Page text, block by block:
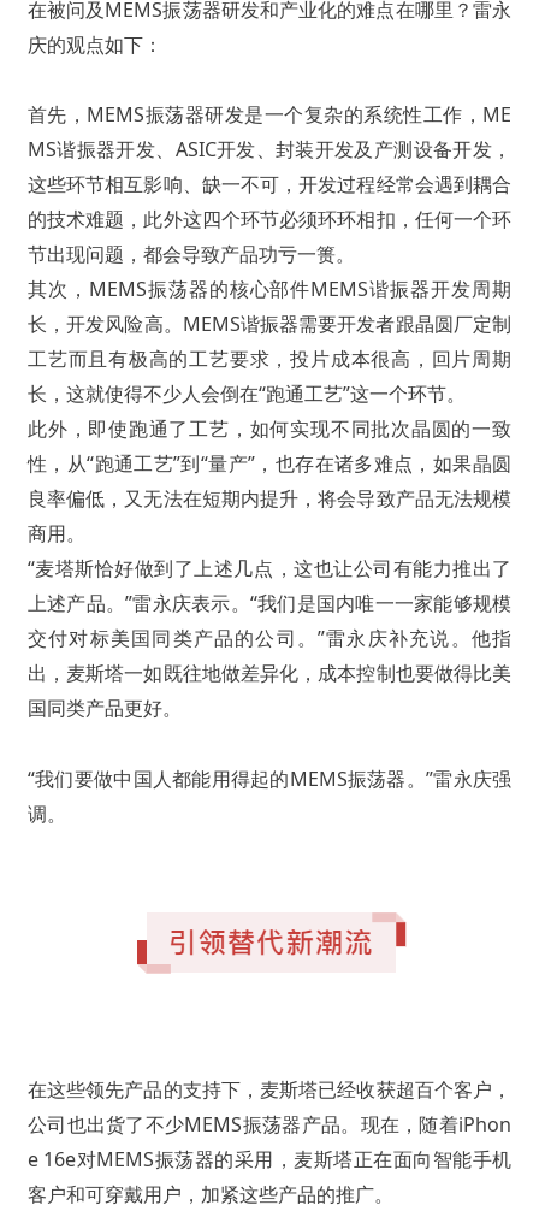
在被问及MEMS振荡器研发和产业化的难点在哪里？雷永
庆的观点如下：
首先，MEMS振荡器研发是一个复杂的系统性工作，ME
MS谐振器开发、ASIC开发、封装开发及产测设备开发，
这些环节相互影响、缺一不可，开发过程经常会遇到耦合
的技术难题，此外这四个环节必须环环相扣，任何一个环
节出现问题，都会导致产品功亏一篑。
其次，MEMS振荡器的核心部件MEMS谐振器开发周期
长，开发风险高。MEMS谐振器需要开发者跟晶圆厂定制
工艺而且有极高的工艺要求，投片成本很高，回片周期
长，这就使得不少人会倒在“跑通工艺”这一个环节。
此外，即使跑通了工艺，如何实现不同批次晶圆的一致
性，从“跑通工艺”到“量产”，也存在诸多难点，如果晶圆
良率偏低，又无法在短期内提升，将会导致产品无法规模
商用。
“麦塔斯恰好做到了上述几点，这也让公司有能力推出了
上述产品。”雷永庆表示。“我们是国内唯一一家能够规模
交付对标美国同类产品的公司。”雷永庆补充说。他指
出，麦斯塔一如既往地做差异化，成本控制也要做得比美
国同类产品更好。
“我们要做中国人都能用得起的MEMS振荡器。”雷永庆强
调。
在这些领先产品的支持下，麦斯塔已经收获超百个客户，
公司也出货了不少MEMS振荡器产品。现在，随着iPhon
e 16e对MEMS振荡器的采用，麦斯塔正在面向智能手机
客户和可穿戴用户，加紧这些产品的推广。